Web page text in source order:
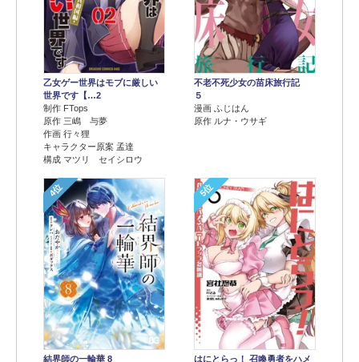
乙女ゲー世界はモブに厳しい
世界です【…2
制作 FTops
原作 三嶋 与夢
作画 行々狸
キャラクター原案 孟達
構成 マツリ セイシロウ
不老不死少女の苗床旅行記
５
漫画 ふじはん
原作 ルナ・ウサギ
4位
結界師の一輪華 8
5位
はにとらっ！ 召喚勇者をハメ